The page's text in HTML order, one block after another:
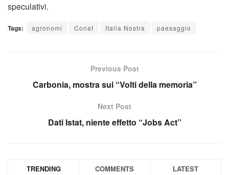
speculativi.
Tags: agronomi Conaf Italia Nostra paesaggio
Previous Post
Carbonia, mostra sui “Volti della memoria”
Next Post
Dati Istat, niente effetto “Jobs Act”
TRENDING COMMENTS LATEST